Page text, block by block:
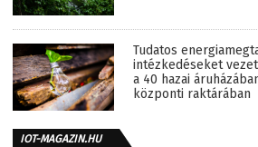
Tudatos
intézkedéseket
a 40 hazai
központi raktárában
IOT-MAGAZIN.HU